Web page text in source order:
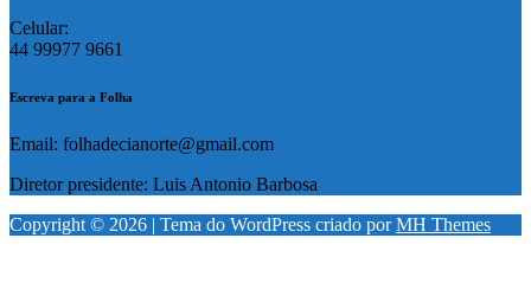
Celular:
44 99977 9661
Escreva para a Folha
Email: folhadecianorte@gmail.com
Diretor presidente: Luis Antonio Barbosa
Copyright © 2026 | Tema do WordPress criado porMH Themes